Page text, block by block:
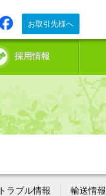
お取引先様へ
採用情報
トラブル情報 輸送情報